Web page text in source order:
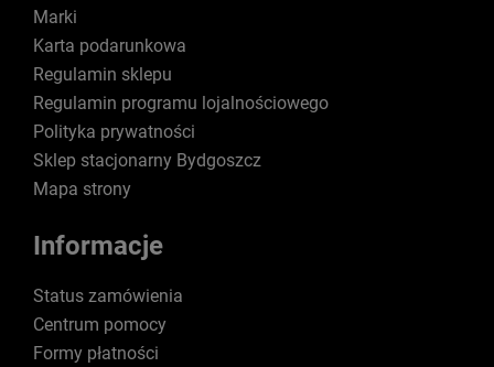
Marki
Karta podarunkowa
Regulamin sklepu
Regulamin programu lojalnościowego
Polityka prywatności
Sklep stacjonarny Bydgoszcz
Mapa strony
Informacje
Status zamówienia
Centrum pomocy
Formy płatności